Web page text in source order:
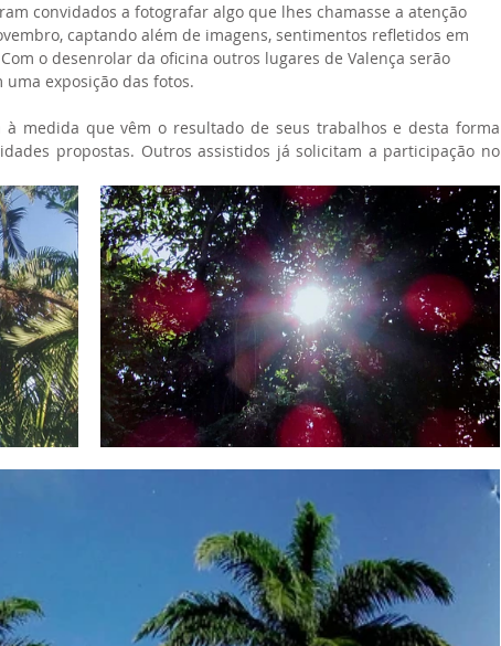
convidados a fotografar algo que lhes chamasse a atenção
captando além de imagens, sentimentos refletidos em
o desenrolar da oficina outros lugares de Valença serão
exposição das fotos.
à medida que vêm o resultado de seus trabalhos e desta forma
propostas. Outros assistidos já solicitam a participação no